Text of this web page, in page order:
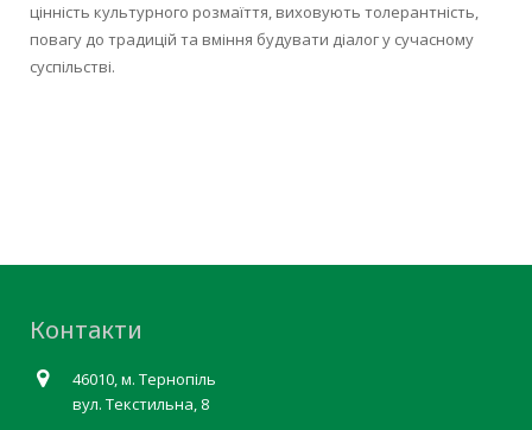
цінність культурного розмаїття, виховують толерантність,
повагу до традицій та вміння будувати діалог у сучасному
суспільстві.
Контакти
46010, м. Тернопіль
вул. Текстильна, 8